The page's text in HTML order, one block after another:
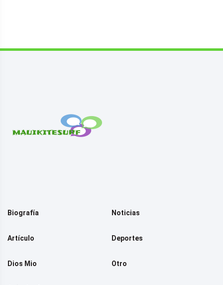
Biografía Noticias
Artículo Deportes
Dios Mio Otro